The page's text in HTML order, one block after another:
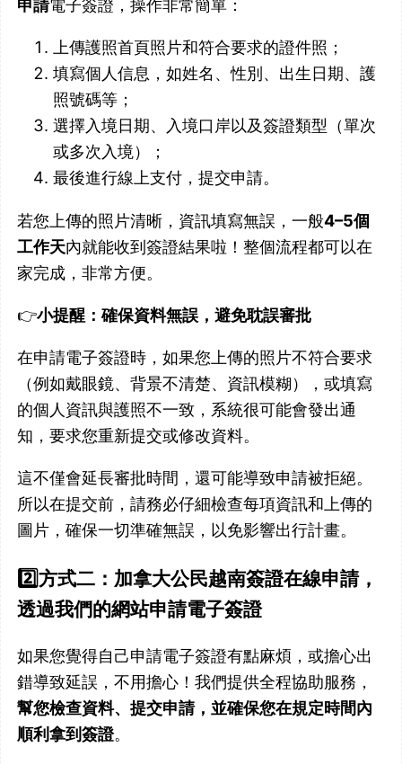
申請電子簽證，操作非常簡單：
上傳護照首頁照片和符合要求的證件照；
填寫個人信息，如姓名、性別、出生日期、護
照號碼等；
選擇入境日期、入境口岸以及簽證類型（單次
或多次入境）；
最後進行線上支付，提交申請。
若您上傳的照片清晰，資訊填寫無誤，一般4–5個
工作天內就能收到簽證結果啦！整個流程都可以在
家完成，非常方便。
👉小提醒：確保資料無誤，避免耽誤審批
在申請電子簽證時，如果您上傳的照片不符合要求
（例如戴眼鏡、背景不清楚、資訊模糊），或填寫
的個人資訊與護照不一致，系統很可能會發出通
知，要求您重新提交或修改資料。
這不僅會延長審批時間，還可能導致申請被拒絕。
所以在提交前，請務必仔細檢查每項資訊和上傳的
圖片，確保一切準確無誤，以免影響出行計畫。
2️⃣方式二：加拿大公民越南簽證在線申請，
透過我們的網站申請電子簽證
如果您覺得自己申請電子簽證有點麻煩，或擔心出
錯導致延誤，不用擔心！我們提供全程協助服務，
幫您檢查資料、提交申請，並確保您在規定時間內
順利拿到簽證。